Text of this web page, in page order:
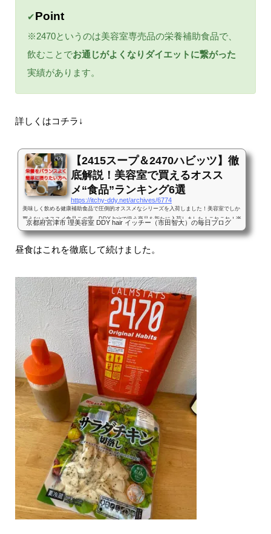
✔Point
※2470というのは美容室専売品の栄養補助食品で、
飲むことでお通じがよくなりダイエットに繋がった
実績があります。
詳しくはコチラ↓
【2415スープ＆2470ハビッツ】徹
底解説！美容室で買えるオスス
メ“食品”ランキング6選
https://itchy-ddy.net/archives/6774
美味しく飲める健康補助食品で圧倒的オススメなシリーズを入荷しました！美容室でしか
買えないオススメ食品この度、DDY hairで扱う商品を新たに入荷しました！これこれ！楽
髪にまつわるものではありません！でも、美容室でしか買えない『美容室専売品』なんで
す！！このメーカーさんは『美と健康は共通している』というコンセプトから、まずは
京都府宮津市 理美容室 DDY hair イッチー（市田智大）の毎日ブログ
昼食はこれを徹底して続けました。